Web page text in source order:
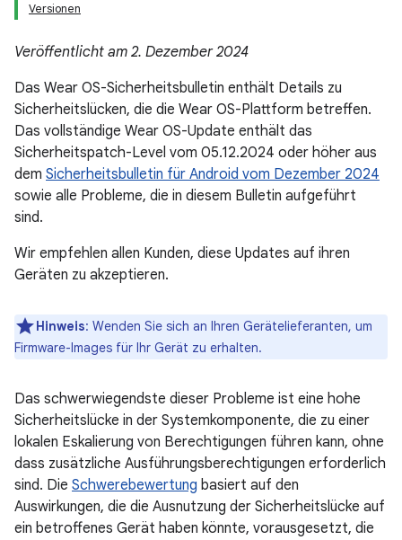
Versionen
Veröffentlicht am 2. Dezember 2024
Das Wear OS-Sicherheitsbulletin enthält Details zu
Sicherheitslücken, die die Wear OS-Plattform betreffen.
Das vollständige Wear OS-Update enthält das
Sicherheitspatch-Level vom 05.12.2024 oder höher aus
dem Sicherheitsbulletin für Android vom Dezember 2024
sowie alle Probleme, die in diesem Bulletin aufgeführt
sind.
Wir empfehlen allen Kunden, diese Updates auf ihren
Geräten zu akzeptieren.
Hinweis: Wenden Sie sich an Ihren Gerätelieferanten, um
Firmware-Images für Ihr Gerät zu erhalten.
Das schwerwiegendste dieser Probleme ist eine hohe
Sicherheitslücke in der Systemkomponente, die zu einer
lokalen Eskalierung von Berechtigungen führen kann, ohne
dass zusätzliche Ausführungsberechtigungen erforderlich
sind. Die Schwerebewertung basiert auf den
Auswirkungen, die die Ausnutzung der Sicherheitslücke auf
ein betroffenes Gerät haben könnte, vorausgesetzt, die